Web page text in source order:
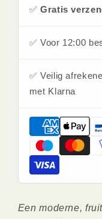
for
by
for
by
✅Gratis
✅ Voor 12:00
✅ Veilig
met Klarna
Een moderne,